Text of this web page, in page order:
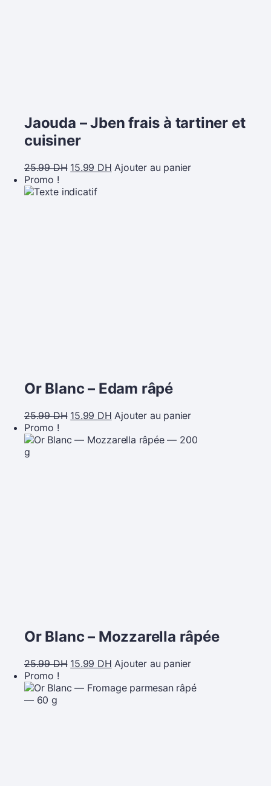
Jaouda – Jben frais à tartiner et
cuisiner
25.99DH 15.99 DH Ajouter au panier
Promo !
Or Blanc – Edam râpé
25.99DH 15.99 DH Ajouter au panier
Promo !
Or Blanc – Mozzarella râpée
25.99DH 15.99 DH Ajouter au panier
Promo !